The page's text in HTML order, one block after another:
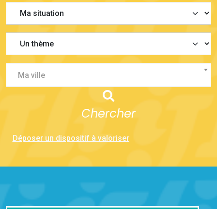
Ma ville
Chercher
Déposer un dispositif à valoriser